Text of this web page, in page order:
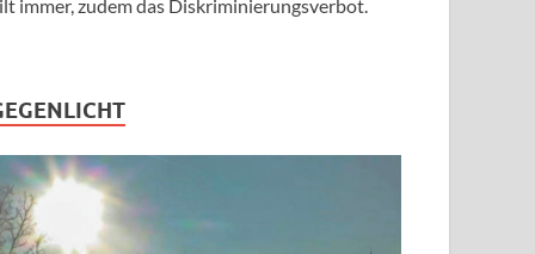
immer, zudem das Diskriminierungsverbot.